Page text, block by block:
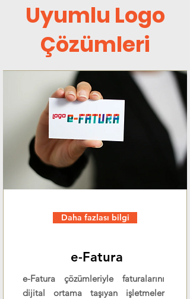
Uyumlu Logo
Çözümleri
Daha fazlası bilgi
e-Fatura
e-Fatura çözümleriyle faturalarını
dijital ortama taşıyan işletmeler